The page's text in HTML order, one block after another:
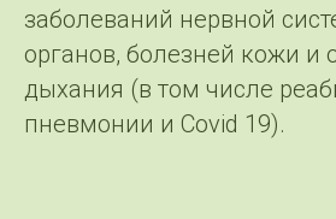
заболеваний нервной
органов, болезней кожи и
дыхания (в том числе
пневмонии и Covid 19).